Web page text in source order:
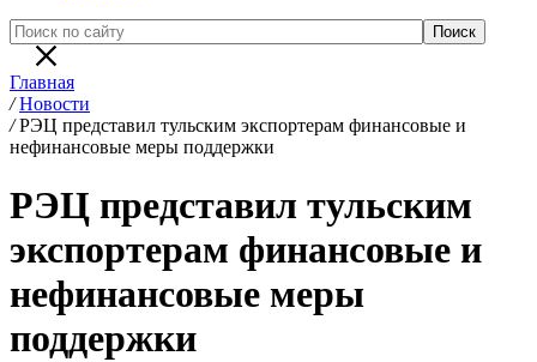
Главная
/ Новости
/ РЭЦ представил тульским экспортерам финансовые и
нефинансовые меры поддержки
РЭЦ представил тульским
экспортерам финансовые и
нефинансовые меры
поддержки